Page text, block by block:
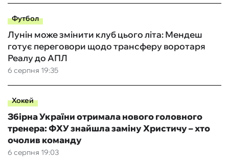
Футбол
6 серпня 19:35
Лунін може змінити клуб цього літа: Мендеш
готує переговори щодо трансферу воротаря
Реалу до АПЛ
Хокей
6 серпня 19:03
Збірна України отримала нового головного
тренера: ФХУ знайшла заміну Христичу – хто
очолив команду